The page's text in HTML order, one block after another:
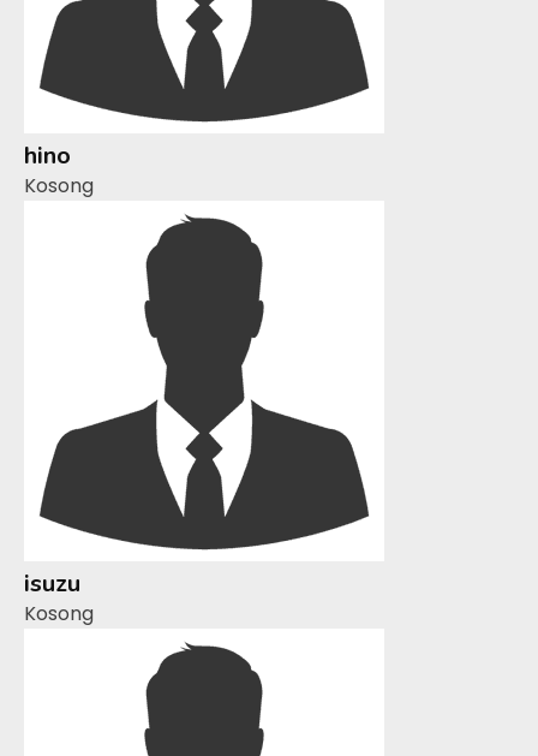
hino
Kosong
isuzu
Kosong